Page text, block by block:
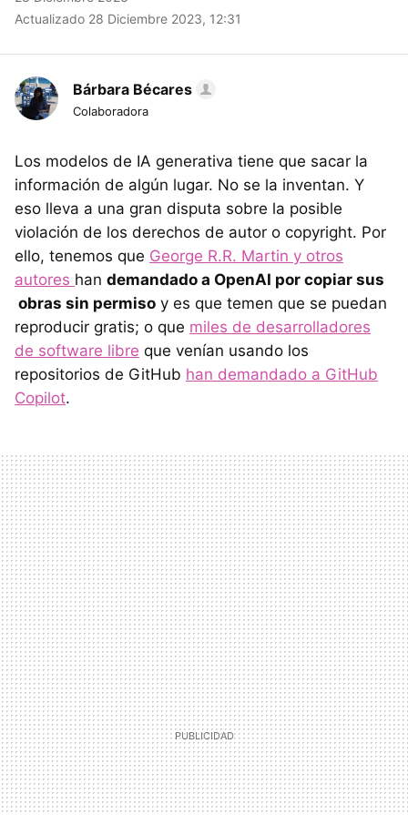
Actualizado 28 Diciembre 2023, 12:31
Bárbara Bécares
Colaboradora
Los modelos de IA generativa tiene que sacar la
información de algún lugar. No se la inventan. Y
eso lleva a una gran disputa sobre la posible
violación de los derechos de autor o copyright. Por
ello, tenemos que George R.R. Martin y otros
autores han demandado a OpenAI por copiar sus
obras sin permiso y es que temen que se puedan
reproducir gratis; o que miles de desarrolladores
de software libre que venían usando los
repositorios de GitHub han demandado a GitHub
Copilot.